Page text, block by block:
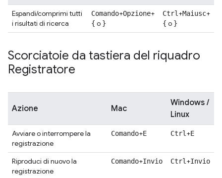
Espandi/comprimi tutti
i risultati di ricerca
Comando+Opzione+
{ o }
Ctrl +Maiusc+
{ o }
Scorciatoie da tastiera del riquadro
Registratore
Azione Mac
Windows /
Linux
Avviare o interrompere la
registrazione
Comando+E Ctrl +E
Riproduci di nuovo la
registrazione
Comando+Invio Ctrl +Invio